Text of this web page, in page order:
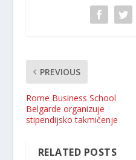
PREVIOUS
Rome Business School
Belgarde organizuje
stipendijsko takmičenje
RELATED POSTS